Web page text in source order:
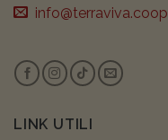
info@terraviva.coop
LINK UTILI